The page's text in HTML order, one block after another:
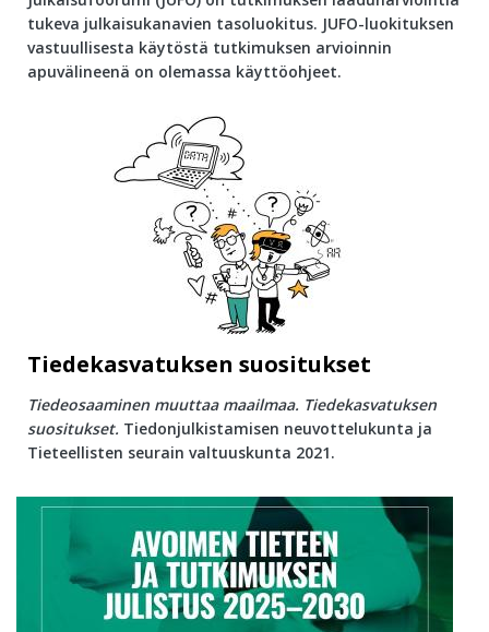
tukeva julkaisukanavien tasoluokitus. JUFO-luokituksen
vastuullisesta käytöstä tutkimuksen arvioinnin
apuvälineenä on olemassa käyttöohjeet.
Tiedekasvatuksen suositukset
Tiedeosaaminen muuttaa maailmaa. Tiedekasvatuksen
suositukset. Tiedonjulkistamisen neuvottelukunta ja
Tieteellisten seurain valtuuskunta 2021.